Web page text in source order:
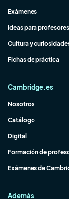
Exámenes
Ideas para profesores
Cultura y
Fichas de práctica
Cambridge.es
Nosotros
Catálogo
Digital
Formación de
Exámenes de
Además